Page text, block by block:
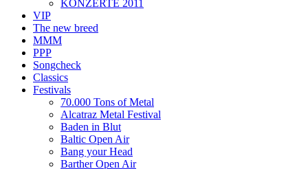
KONZERTE 2011
VIP
The new breed
MMM
PPP
Songcheck
Classics
Festivals
70.000 Tons of Metal
Alcatraz Metal Festival
Baden in Blut
Baltic Open Air
Bang your Head
Barther Open Air